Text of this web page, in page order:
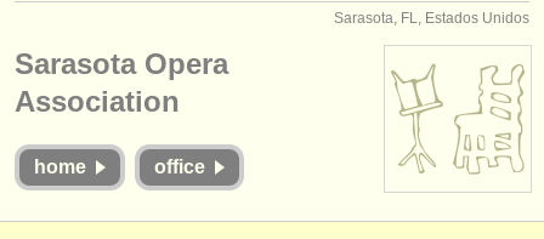
cursillos
concursos
Sarasota, FL, Estados Unidos
Sarasota Opera
Association
home office